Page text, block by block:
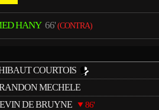
HANY66'(CONTRA)
COURTOIS
MECHELE
DE BRUYNE 86'